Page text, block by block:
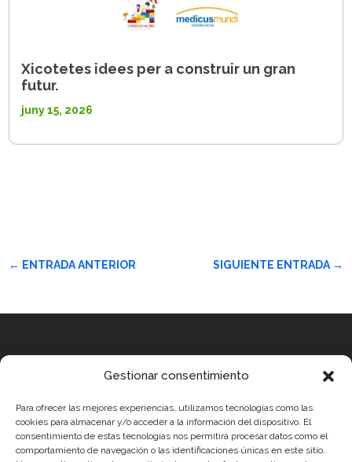
Gestionar consentimiento
Para ofrecer las mejores experiencias, utilizamos tecnologías como las
cookies para almacenar y/o acceder a la información del dispositivo. El
consentimiento de estas tecnologías nos permitirá procesar datos como el
comportamiento de navegación o las identificaciones únicas en este sitio.
Xicotetes idees per a construir un gran
futur.
juny 15, 2026
← ENTRADA ANTERIOR SIGUIENTE ENTRADA→
ROBOTIX CASTELLÓN
INGENIOOS VALENCIA